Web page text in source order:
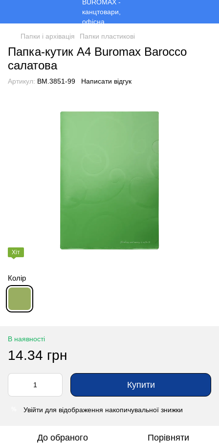
Папки і архівація Папки пластикові
Папка-кутик А4 Buromax Barocco
салатова
Артикул: BM.3851-99 Написати відгук
Хіт
Колір
В наявності
14.34 грн
Купити
Увійти для відображення накопичувальної знижки
До обраного Порівняти